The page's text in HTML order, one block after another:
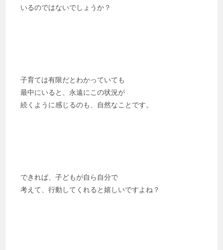
いるのではないでしょうか？
子育ては有限だとわかっていても
最中にいると、永遠にこの状況が
続くように感じるのも、自然なことです。
できれば、子どもが自ら自分で
考えて、行動してくれると嬉しいですよね？